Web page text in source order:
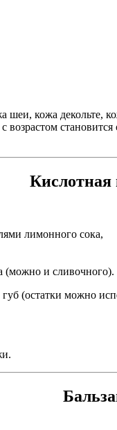
кожа
Кислотная
лимонного сока,
(можно и сливочного).
(остатки можно